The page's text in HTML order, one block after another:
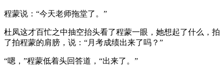
程蒙说：“今天老师拖堂了。”
杜凤这才百忙之中抽空抬头看了程蒙一眼，她想起了什么，拍
了拍程蒙的肩膀，说：“月考成绩出来了吗？”
“嗯，”程蒙低着头回答道，“出来了。”